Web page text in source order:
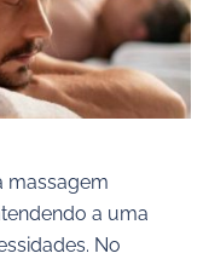
massagem
a uma
No